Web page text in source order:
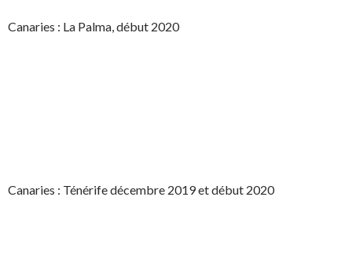
Canaries : La Palma, début 2020
Canaries : Ténérife décembre 2019 et début 2020